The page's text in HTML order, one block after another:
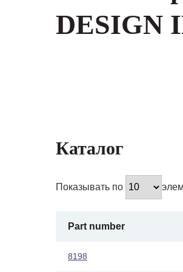
DESIGN
Каталог
Показывать по
Part number
8198